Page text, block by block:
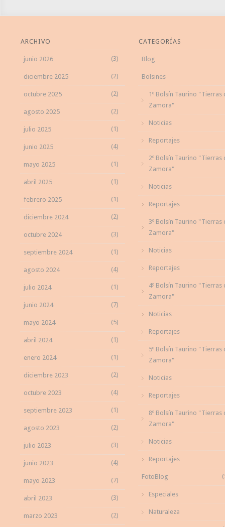
ARCHIVO
junio 2026 (3)
diciembre 2025 (2)
octubre 2025 (2)
agosto 2025 (2)
julio 2025 (1)
junio 2025 (4)
mayo 2025 (1)
abril 2025 (1)
febrero 2025 (1)
diciembre 2024 (2)
octubre 2024 (3)
septiembre 2024 (1)
agosto 2024 (4)
julio 2024 (1)
junio 2024 (7)
mayo 2024 (5)
abril 2024 (1)
enero 2024 (1)
diciembre 2023 (2)
octubre 2023 (4)
septiembre 2023 (1)
agosto 2023 (2)
julio 2023 (3)
junio 2023 (4)
mayo 2023 (7)
abril 2023 (3)
marzo 2023 (2)
CATEGORÍAS
Blog
Bolsines
1º Bolsín Taurino "Tierras
Zamora"
Noticias
Reportajes
2º Bolsín Taurino "Tierras
Zamora"
Noticias
Reportajes
3º Bolsín Taurino "Tierras
Zamora"
Noticias
Reportajes
4º Bolsín Taurino "Tierras
Zamora"
Noticias
Reportajes
5º Bolsín Taurino "Tierras
Zamora"
Noticias
Reportajes
8º Bolsín Taurino "Tierras
Zamora"
Noticias
Reportajes
FotoBlog
Especiales
Naturaleza